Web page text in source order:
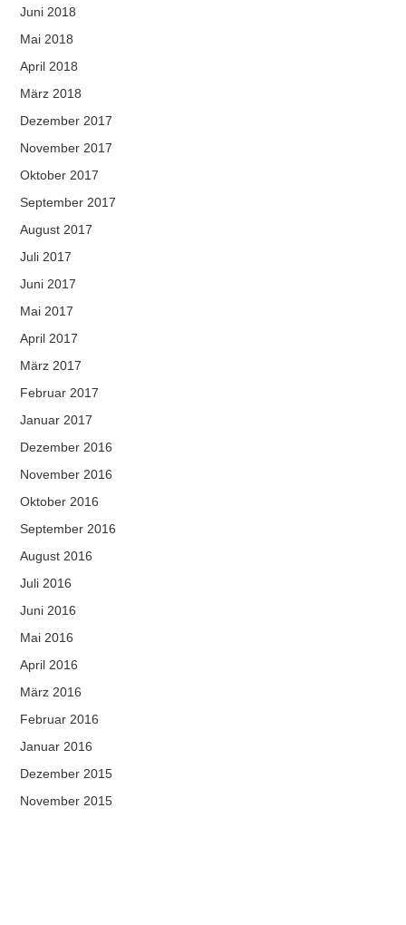
Juni 2018
Mai 2018
April 2018
März 2018
Dezember 2017
November 2017
Oktober 2017
September 2017
August 2017
Juli 2017
Juni 2017
Mai 2017
April 2017
März 2017
Februar 2017
Januar 2017
Dezember 2016
November 2016
Oktober 2016
September 2016
August 2016
Juli 2016
Juni 2016
Mai 2016
April 2016
März 2016
Februar 2016
Januar 2016
Dezember 2015
November 2015